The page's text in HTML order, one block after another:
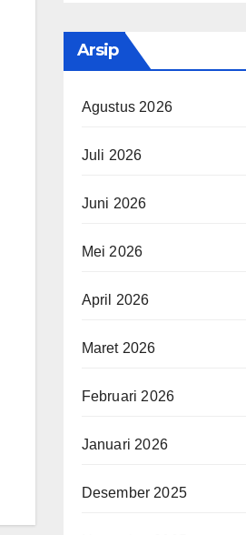
Arsip
Agustus 2026
Juli 2026
Juni 2026
Mei 2026
April 2026
Maret 2026
Februari 2026
Januari 2026
Desember 2025